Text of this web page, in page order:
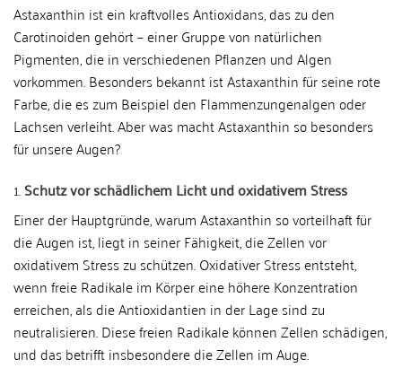
Astaxanthin ist ein kraftvolles Antioxidans, das zu den
Carotinoiden gehört – einer Gruppe von natürlichen
Pigmenten, die in verschiedenen Pflanzen und Algen
vorkommen. Besonders bekannt ist Astaxanthin für seine rote
Farbe, die es zum Beispiel den Flammenzungenalgen oder
Lachsen verleiht. Aber was macht Astaxanthin so besonders
für unsere Augen?
1.Schutz vor schädlichem Licht und oxidativem Stress
Einer der Hauptgründe, warum Astaxanthin so vorteilhaft für
die Augen ist, liegt in seiner Fähigkeit, die Zellen vor
oxidativem Stress zu schützen. Oxidativer Stress entsteht,
wenn freie Radikale im Körper eine höhere Konzentration
erreichen, als die Antioxidantien in der Lage sind zu
neutralisieren. Diese freien Radikale können Zellen schädigen,
und das betrifft insbesondere die Zellen im Auge.